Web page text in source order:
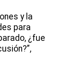
y la
para
¿fue